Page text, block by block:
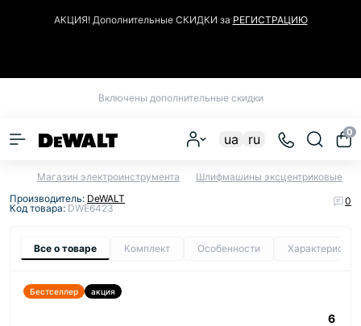
АКЦИЯ! Дополнительные СКИДКИ за РЕГИСТРАЦИЮ
Включены дополнительные скидки
ua ru 0
Магазин электроинструмента Шлифмашины эксцентриковые
Производитель: DeWALT
Код товара: DWE6423
0
Все о товаре Комплект Особенности
Бестселлер акция
6